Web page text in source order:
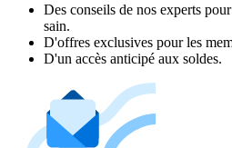
Des conseils de nos experts
sain.
D'offres exclusives pour les
D'un accès anticipé aux soldes.